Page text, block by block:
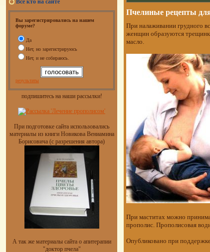
Все кто на сайте
Вы зарегистрировались на нашем
форуме?
Да
Нет, но зарегистрируюсь
Нет, и не собираюсь.
результаты
подпишитесь на наши рассылки!
При подготовке сайта использовались
материалы из книги Новикова Вениамина
Борисовича (с разрешения автора)
А так же материалы сайта о апитерапии
"доктор пчела"
Пчелиные рецепты
При налаживании грудного
женщин образуются
масло.
При маститах можно
прополис. Прополисовая
Опубликовано при